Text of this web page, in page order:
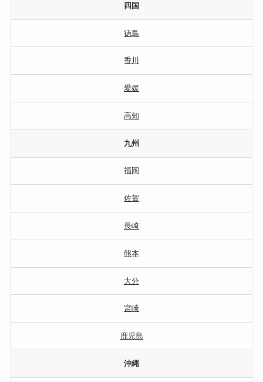
四国
徳島
香川
愛媛
高知
九州
福岡
佐賀
長崎
熊本
大分
宮崎
鹿児島
沖縄